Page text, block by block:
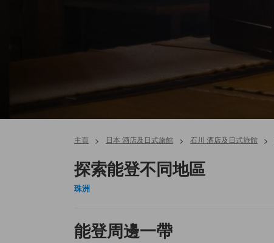
主頁 > 日本 酒店及日式旅館 > 石川 酒店及日式旅館 >
探索能登不同地區
珠洲
能登周邊一帶